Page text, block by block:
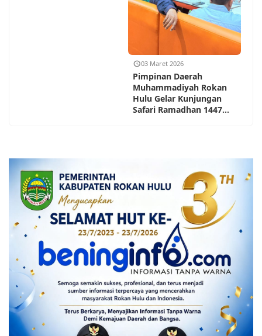
03 Maret 2026
Pimpinan Daerah
Muhammadiyah Rokan
Hulu Gelar Kunjungan
Safari Ramadhan 1447...